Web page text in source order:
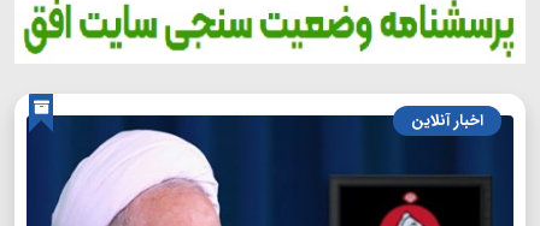
اخبار آنلاین